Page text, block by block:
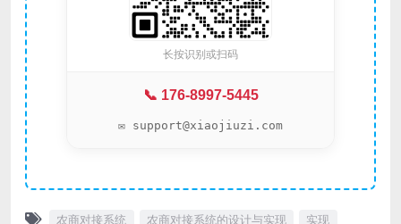
长按识别或扫码
📞 176-8997-5445
✉️ support@xiaojiuzi.com
农商对接系统 农商对接系统的设计与实现
实现